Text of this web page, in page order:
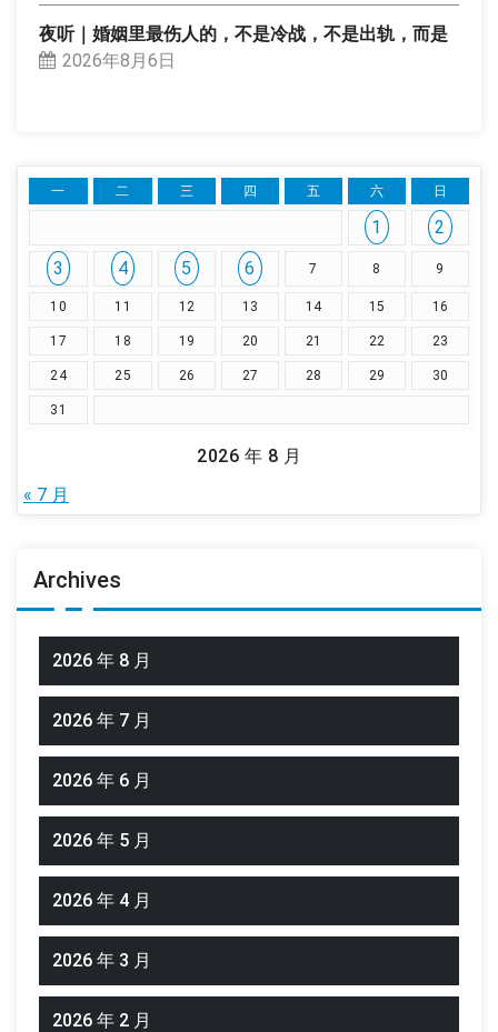
夜听｜婚姻里最伤人的，不是冷战，不是出轨，而是
2026年8月6日
2026 年 8 月
一 二 三 四 五 六 日
1
2
3
4 5 6 7 8 9
10 11 12 13 14 15 16
17 18 19 20 21 22 23
24 25 26 27 28 29 30
31
« 7 月
Archives
2026 年 8 月
2026 年 7 月
2026 年 6 月
2026 年 5 月
2026 年 4 月
2026 年 3 月
2026 年 2 月